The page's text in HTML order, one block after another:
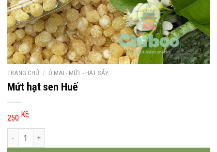
TRANG CHỦ / Ô MAI - MỨT - HẠT SẤY
Mứt hạt sen Huế
250 Kč
Mứt hạt sen Huế số lượng